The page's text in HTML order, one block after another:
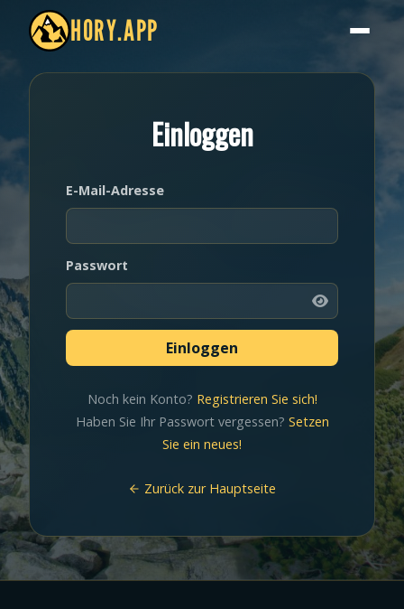
HORY.APP
Einloggen
E-Mail-Adresse
Passwort
Noch kein Konto? Registrieren Sie sich!
Haben Sie Ihr Passwort vergessen? Setzen
Sie ein neues!
Zurück zur Hauptseite